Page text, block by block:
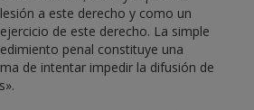
a este derecho y como un
de este derecho. La simple
penal constituye una
de intentar impedir la difusión de